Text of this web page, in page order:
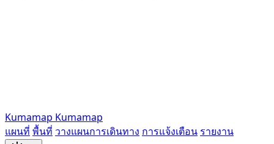
Kumamap Kumamap
แผนที่ พื้นที่ วางแผนการเดินทาง การแจ้งเตือน รายงาน